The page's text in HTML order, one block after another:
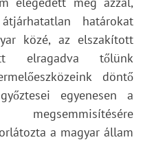
határokat
közé, az elszakított
elragadva tőlünk
döntő
egyenesen a
megsemmisítésére
a magyar állam